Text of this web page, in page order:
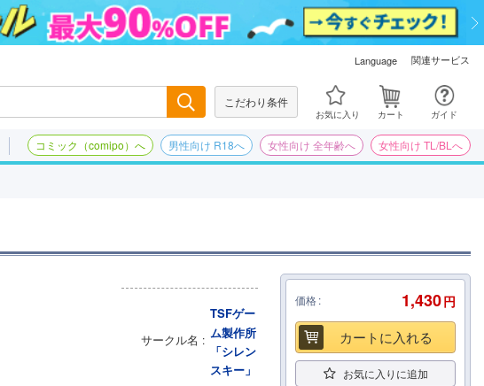
Language 関連サービス
こだわり条件
お気に入り カート ガイド
コミック（comipo）へ 男性向け R18へ 女性向け 全年齢へ 女性向け TL/BLへ
サークル名
TSFゲー
ム製作所
「シレン
スキー」
価格 1,430円
カートに入れる
お気に入りに追加